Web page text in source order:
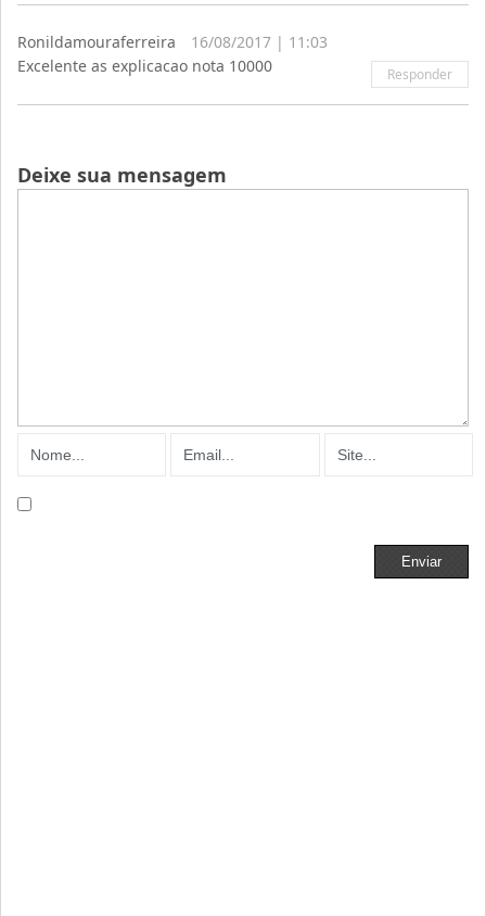
Ronildamouraferreira
16/08/2017 | 11:03
Excelente as explicacao nota 10000
Responder
Deixe sua mensagem